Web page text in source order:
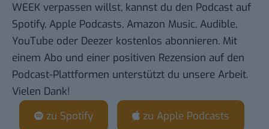
WEEK verpassen willst, kannst du den Podcast auf
Spotify, Apple Podcasts, Amazon Music, Audible,
YouTube oder Deezer kostenlos abonnieren. Mit
einem Abo und einer positiven Rezension auf den
Podcast-Plattformen unterstützt du unsere Arbeit.
Vielen Dank!
zu Spotify
zu Apple Podcasts